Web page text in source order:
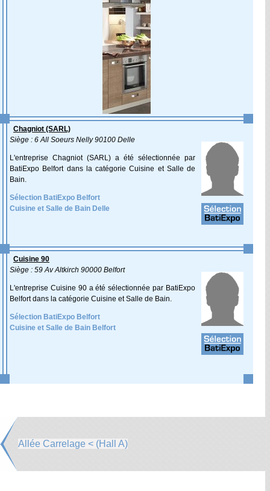
Chagniot (SARL)
Siège : 6 All Soeurs Nelly 90100 Delle
L'entreprise Chagniot (SARL) a été sélectionnée par
BatiExpo Belfort dans la catégorie Cuisine et Salle de
Bain.
Sélection BatiExpo Belfort
Cuisine et Salle de Bain Delle
Cuisine 90
Siège : 59 Av Altkirch 90000 Belfort
L'entreprise Cuisine 90 a été sélectionnée par BatiExpo
Belfort dans la catégorie Cuisine et Salle de Bain.
Sélection BatiExpo Belfort
Cuisine et Salle de Bain Belfort
Allée Carrelage < (Hall A)